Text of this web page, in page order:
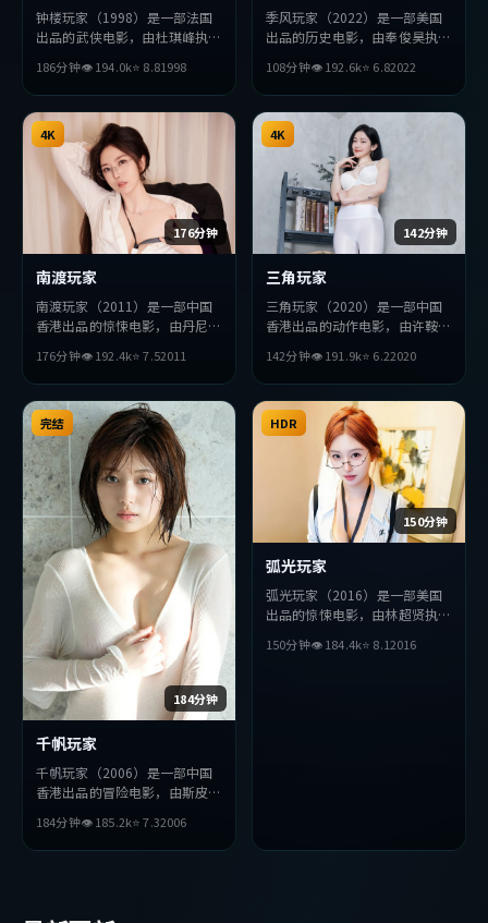
钟楼玩家（1998）是一部法国
出品的武侠电影，由杜琪峰执
主演。影片在叙事与视听上力求
突破，探讨人性与抉择，节奏张
弛有度，适合喜欢该类型的观众
完整观看。
186分钟👁194.0k⭐ 8.81998
季风玩家（2022）是一部美国
出品的历史电影，由奉俊昊执
演。影片在叙事与视听上力求突
破，探讨人性与抉择，节奏张弛
有度，适合喜欢该类型的观众完
整观看。
108分钟👁192.6k⭐ 6.82022
176分钟
4K
南渡玩家
南渡玩家（2011）是一部中国
香港出品的惊悚电影，由丹尼斯
河正宇、孔刘等主演。影片在叙
事与视听上力求突破，探讨人性
与抉择，节奏张弛有度，适合喜
欢该类型的观众完整观看。
176分钟👁192.4k⭐7.52011
142分钟
4K
三角玩家
三角玩家（2020）是一部中国
香港出品的动作电影，由许鞍华
梅、绫濑遥等主演。影片在叙事
与视听上力求突破，探讨人性与
抉择，节奏张弛有度，适合喜欢
该类型的观众完整观看。
142分钟👁191.9k⭐ 6.22020
184分钟
完结
千帆玩家
千帆玩家（2006）是一部中国
香港出品的冒险电影，由斯皮尔
主演。影片在叙事与视听上力求
突破，探讨人性与抉择，节奏张
184分钟👁185.2k⭐7.32006
150分钟
HDR
弧光玩家
弧光玩家（2016）是一部美国
出品的惊悚电影，由林超贤执
等主演。影片在叙事与视听上力
150分钟👁184.4k⭐ 8.12016